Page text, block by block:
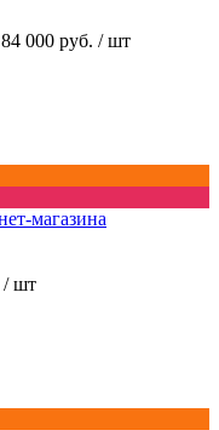
84 000 руб. / шт
/ шт